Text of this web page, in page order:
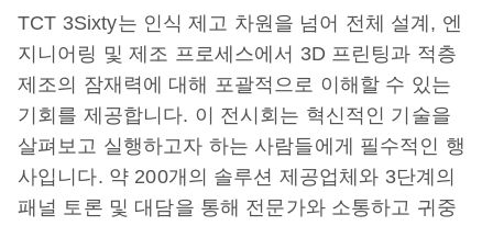
TCT 3Sixty는 인식 제고 차원을 넘어 전체 설계, 엔
지니어링 및 제조 프로세스에서 3D 프린팅과 적층
제조의 잠재력에 대해 포괄적으로 이해할 수 있는
기회를 제공합니다. 이 전시회는 혁신적인 기술을
살펴보고 실행하고자 하는 사람들에게 필수적인 행
사입니다. 약 200개의 솔루션 제공업체와 3단계의
패널 토론 및 대담을 통해 전문가와 소통하고 귀중